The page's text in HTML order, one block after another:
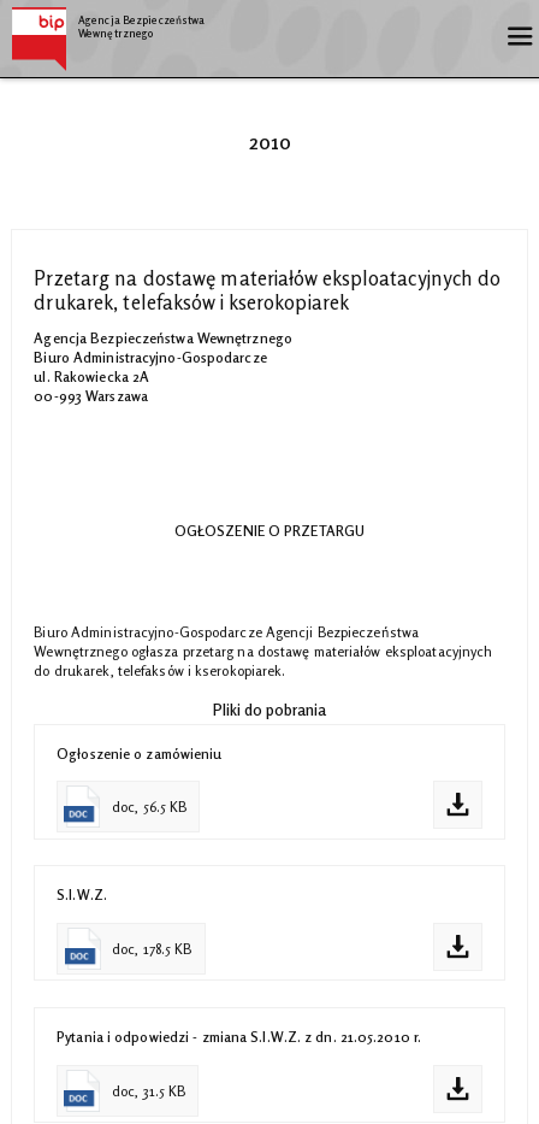
Agencja Bezpieczeństwa
Wewnętrznego
2010
Przetarg na dostawę materiałów eksploatacyjnych do
drukarek, telefaksów i kserokopiarek
Agencja Bezpieczeństwa Wewnętrznego
Biuro Administracyjno-Gospodarcze
ul. Rakowiecka 2A
00-993 Warszawa
OGŁOSZENIE O PRZETARGU
Biuro Administracyjno-Gospodarcze Agencji Bezpieczeństwa
Wewnętrznego ogłasza przetarg na dostawę materiałów eksploatacyjnych
do drukarek, telefaksów i kserokopiarek.
Pliki do pobrania
Ogłoszenie o zamówieniu
doc, 56.5 KB
S.I.W.Z.
doc, 178.5 KB
Pytania i odpowiedzi - zmiana S.I.W.Z. z dn. 21.05.2010 r.
doc, 31.5 KB